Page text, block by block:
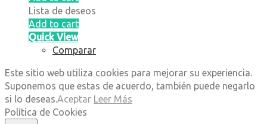
Lista de deseos
Add to cart
Quick View
Comparar
Este sitio web utiliza cookies para mejorar su experiencia.
Suponemos que estas de acuerdo, también puede negarlo
si lo deseas. Aceptar Leer Más
Política de Cookies